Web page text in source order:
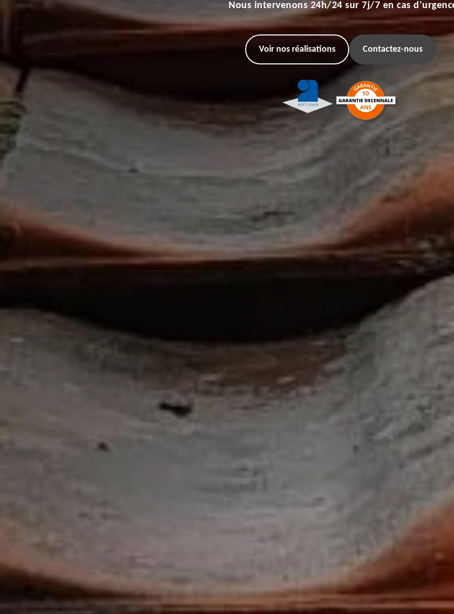
Nous intervenons 24h/24 sur 7j/7 en cas
Voir nos réalisations Contactez-nous